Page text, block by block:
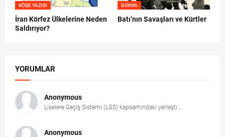
KÖŞE YAZISI
İran Körfez Ülkelerine Neden
Saldırıyor?
DÜNYA
Batı’nın Savaşları ve Kürtler
YORUMLAR
Anonymous
Liselere Geçiş Sistemi (LGS) kapsamındaki yerleşti...
Anonymous